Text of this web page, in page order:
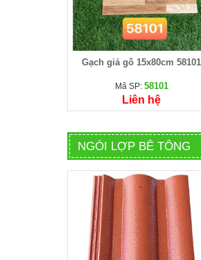
Gạch giả gỗ 15x80cm 58101
Mã SP: 58101
Liên hệ
NGÓI LỢP BÊ TÔNG